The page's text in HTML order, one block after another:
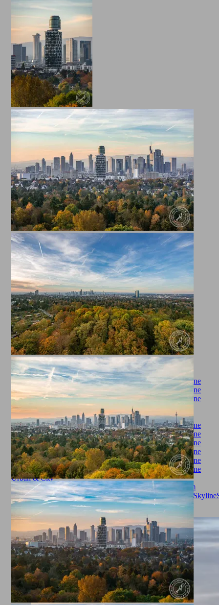
Urban & City
AutumncityscapeCitytripCityviewfallFrankfurtFrankfurt am
MainGoetheturmGötheturmGroßstadtherbstSachsenhausenSkyline
Landscape